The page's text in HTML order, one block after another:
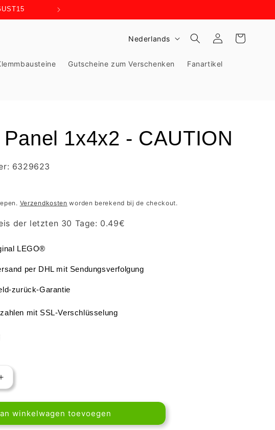
Gutscheine zum Verschenken Fanartikel
T
a
Nederlands Inloggen
Winkelwagen
1x4x2 - CAUTION
6329623
Verzendkosten worden berekend bij de checkout.
der letzten 30 Tage: 0.49€
LEGO®
per DHL mit Sendungsverfolgung
zurück-Garantie
mit SSL-Verschlüsselung
Aantal
verhogen
voor
LEGO
Panel
winkelwagen toevoegen